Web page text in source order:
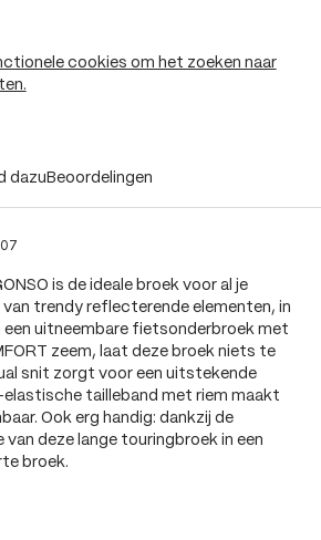
cookies om het zoeken naar
dazu Beoordelingen
is de ideale broek voor al je
trendy reflecterende elementen, in
een uitneembare fietsonderbroek met
zeem, laat deze broek niets te
snit zorgt voor een uitstekende
tailleband met riem maakt
Ook erg handig: dankzij de
deze lange touringbroek in een
broek.